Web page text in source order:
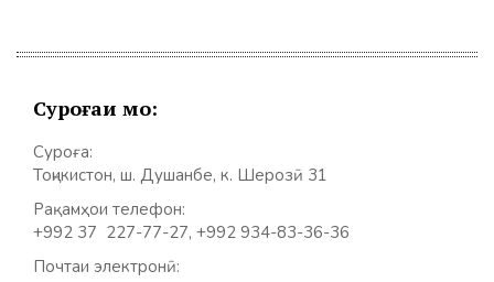
Суроғаи мо:
Суроға:
Тоҷикистон, ш. Душанбе, к. Шерозӣ 31
Рақамҳои телефон:
+992 37 227-77-27, +992 934-83-36-36
Почтаи электронӣ: